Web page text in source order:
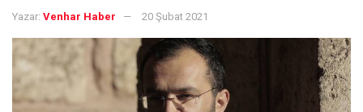
Yazar: Venhar Haber 20 Şubat 2021